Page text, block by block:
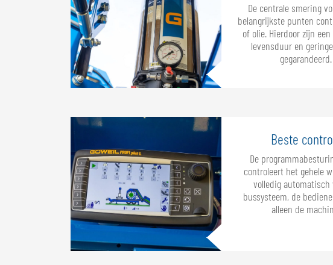
De centrale smering
belangrijkste punten
of olie. Hierdoor zijn een
levensduur en
gegarandeerd.
Beste
De
controleert het gehele
volledig automatisch
bussysteem, de
alleen de